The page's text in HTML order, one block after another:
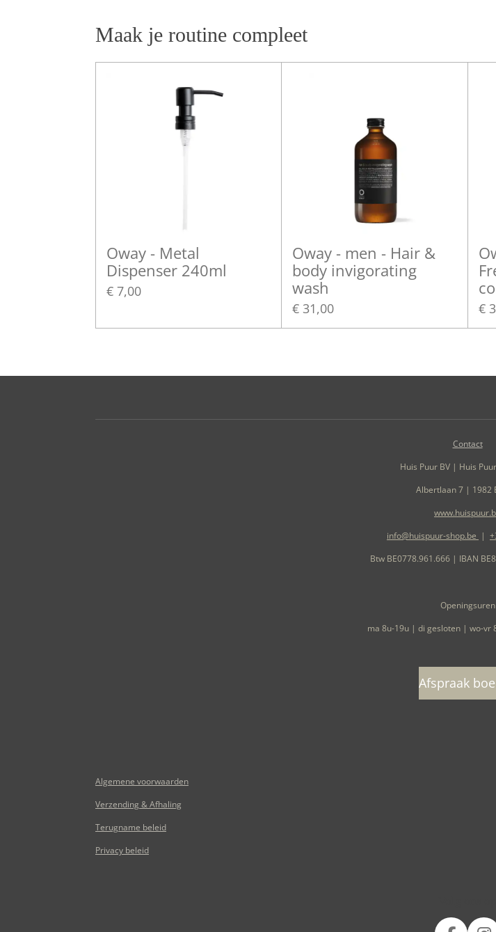
Maak je routine compleet
Oway - Metal
Dispenser 240ml
€ 7,00
Oway - men - Hair &
body invigorating
wash
€ 31,00 €
Contact
Huis Puur BV | Huis
Albertlaan 7 | 1982
info@huispuur-shop.be |
Btw BE0778.961.666 | IBAN
Openingsuren
ma 8u-19u | di gesloten | wo-vr
Afspraak
Algemene voorwaarden
Verzending & Afhaling
Terugname beleid
Privacy beleid